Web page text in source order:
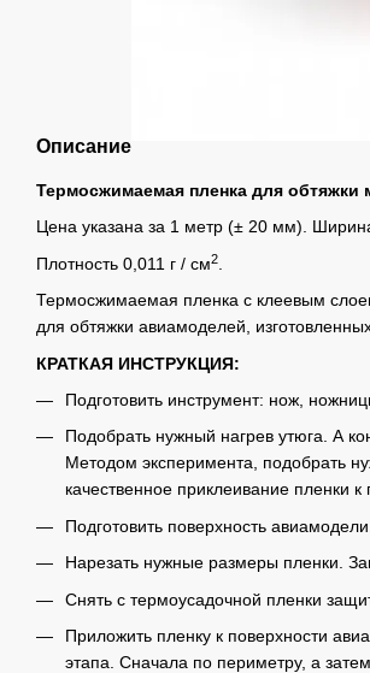
Описание
Термосжимаемая пленка для обтяжки
Цена указана за 1 метр (± 20 мм).
Плотность 0,011 г / см2
Термосжимаемая пленка с клеевым
для обтяжки авиамоделей,
КРАТКАЯ ИНСТРУКЦИЯ:
Подготовить инструмент: нож,
Подобрать нужный нагрев утюга. А
Методом эксперимента, подобрать
качественное приклеивание пленки к
Подготовить поверхность
Нарезать нужные размеры пленки.
Снять с термоусадочной пленки
Приложить пленку к поверхности
этапа. Сначала по периметру, а